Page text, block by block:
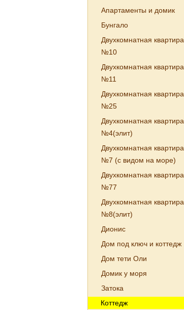
Апартаменты и домик
Бунгало
Двухкомнатная квартира
№10
Двухкомнатная квартира
№11
Двухкомнатная квартира
№25
Двухкомнатная квартира
№4(элит)
Двухкомнатная квартира
№7 (с видом на море)
Двухкомнатная квартира
№77
Двухкомнатная квартира
№8(элит)
Дионис
Дом под ключ и коттедж
Дом тети Оли
Домик у моря
Затока
Коттедж